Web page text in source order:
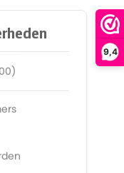
9,4